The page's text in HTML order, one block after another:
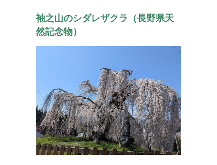
袖之山のシダレザクラ（長野県天
然記念物）